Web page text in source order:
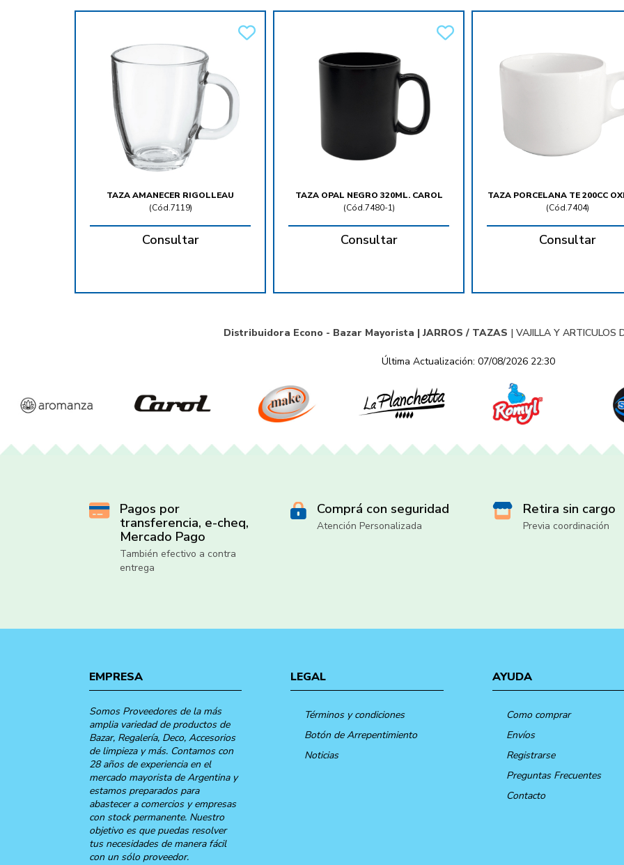
TAZA AMANECER RIGOLLEAU
(Cód.7119)
Consultar
TAZA OPAL NEGRO 320ML. CAROL
(Cód.7480-1)
Consultar
TAZA PORCELANA TE 200CC
(Cód.7404)
Consultar
Distribuidora Econo - Bazar Mayorista | JARROS / TAZAS | VAJILLA Y ARTICULOS
Última Actualización: 07/08/2026 22:30
Pagos por
transferencia, e-cheq,
Mercado Pago
También efectivo a contra
entrega
Comprá con seguridad
Atención Personalizada
Retira sin cargo
Previa coordinación
EMPRESA
Somos Proveedores de la más
amplia variedad de productos de
Bazar, Regalería, Deco, Accesorios
de limpieza y más. Contamos con
28 años de experiencia en el
mercado mayorista de Argentina y
estamos preparados para
abastecer a comercios y empresas
con stock permanente. Nuestro
objetivo es que puedas resolver
tus necesidades de manera fácil
con un sólo proveedor.
LEGAL
Términos y condiciones
Botón de Arrepentimiento
Noticias
AYUDA
Como comprar
Envíos
Registrarse
Preguntas Frecuentes
Contacto